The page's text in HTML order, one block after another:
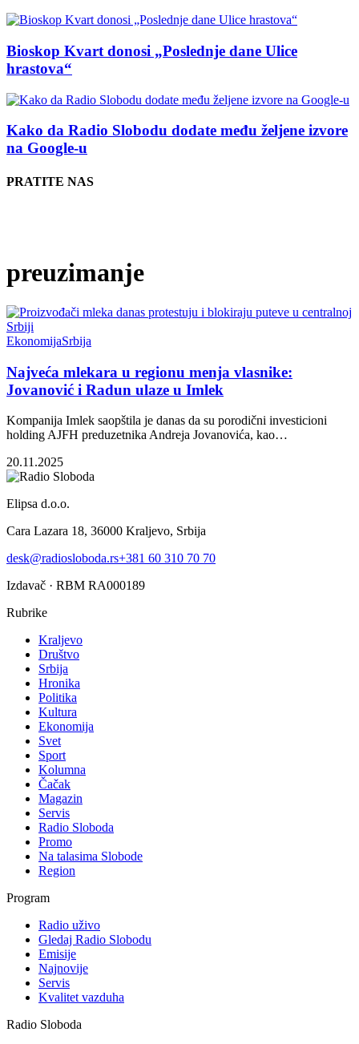
Bioskop Kvart donosi „Poslednje dane Ulice
hrastova“
Kako da Radio Slobodu dodate među željene izvore
na Google-u
PRATITE NAS
preuzimanje
EkonomijaSrbija
Najveća mlekara u regionu menja vlasnike:
Jovanović i Radun ulaze u Imlek
Kompanija Imlek saopštila je danas da su porodični investicioni
holding AJFH preduzetnika Andreja Jovanovića, kao…
20.11.2025
Elipsa d.o.o.
Cara Lazara 18, 36000 Kraljevo, Srbija
desk@radiosloboda.rs+381 60 310 70 70
Izdavač · RBM RA000189
Rubrike
Kraljevo
Društvo
Srbija
Hronika
Politika
Kultura
Ekonomija
Svet
Sport
Kolumna
Čačak
Magazin
Servis
Radio Sloboda
Promo
Na talasima Slobode
Region
Program
Radio uživo
Gledaj Radio Slobodu
Emisije
Najnovije
Servis
Kvalitet vazduha
Radio Sloboda